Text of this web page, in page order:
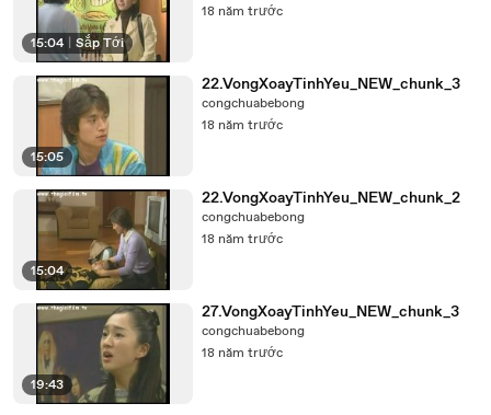
15:04 Sắp Tới
18 năm trước
15:05
22.VongXoayTinhYeu_NEW_chunk_3
congchuabebong
18 năm trước
15:04
22.VongXoayTinhYeu_NEW_chunk_2
congchuabebong
18 năm trước
19:43
27.VongXoayTinhYeu_NEW_chunk_3
congchuabebong
18 năm trước